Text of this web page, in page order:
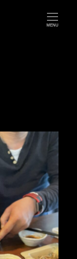
MENU